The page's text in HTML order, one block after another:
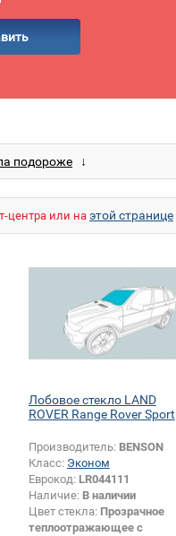
центра или наэтой странице
Лобовое стекло LAND
ROVER Range Rover Sport
Производитель: BENSON
Класс: Эконом
Еврокод: LR044111
Наличие: В наличии
Цвет стекла: Прозрачное
теплоотражающее с